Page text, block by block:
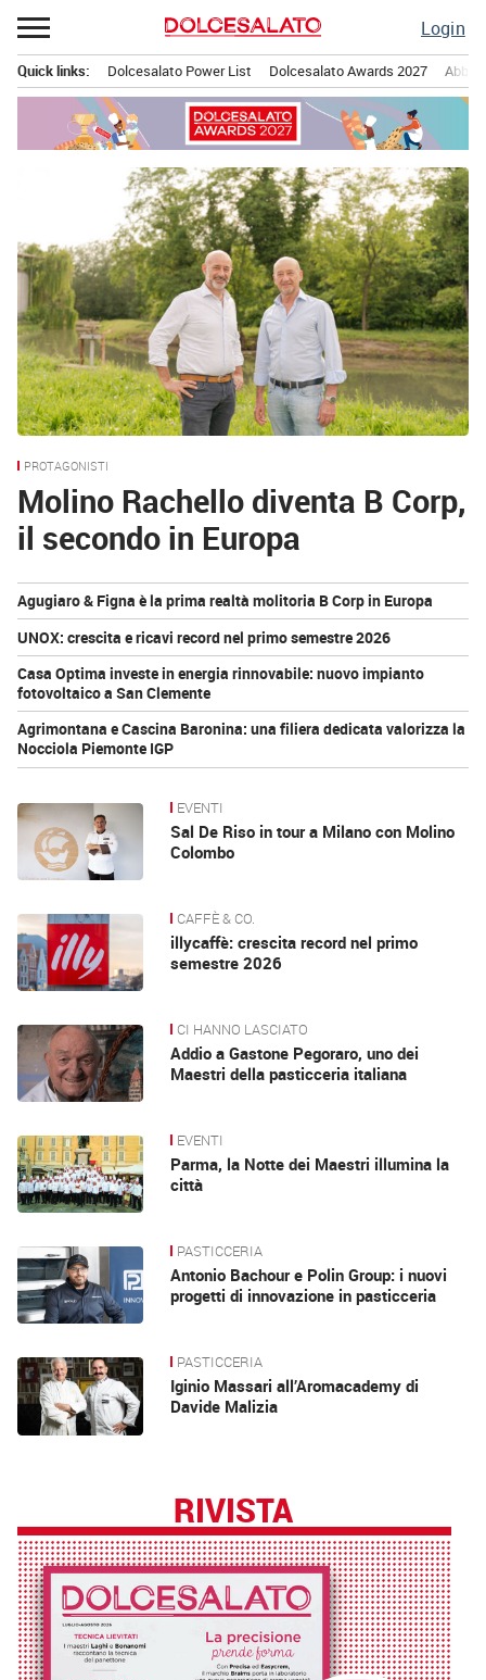
Passa
al
contenuto
Login
principale
Quick links: Dolcesalato Power List Dolcesalato Awards 2027
prima
rivista
dell’eccellenza
artigianale
e
dei
prodotti
d’alta
gamma
PROTAGONISTI
Molino Rachello diventa B Corp,
il secondo in Europa
Notizie
correlate
Agugiaro & Figna è la prima realtà molitoria B Corp in Europa
UNOX: crescita e ricavi record nel primo semestre 2026
Casa Optima investe in energia rinnovabile: nuovo impianto
fotovoltaico a San Clemente
Agrimontana e Cascina Baronina: una filiera dedicata valorizza la
Nocciola Piemonte IGP
News EVENTI
Sal De Riso in tour a Milano con Molino
Colombo
CAFFÈ & CO.
illycaffè: crescita record nel primo
semestre 2026
CI HANNO LASCIATO
Addio a Gastone Pegoraro, uno dei
Maestri della pasticceria italiana
EVENTI
Parma, la Notte dei Maestri illumina la
città
PASTICCERIA
Antonio Bachour e Polin Group: i nuovi
progetti di innovazione in pasticceria
PASTICCERIA
Iginio Massari all’Aromacademy di
Davide Malizia
RIVISTA